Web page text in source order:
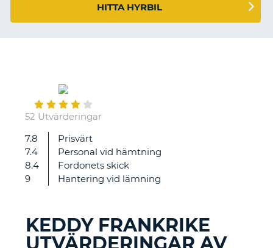
HITTA HYRBIL
52 Utvärderingar
7.8
7.4
8.4
9
Prisvärt
Personal vid hämtning
Fordonets skick
Hantering vid lämning
Fick
inte
den
Men
ersättaren
KEDDY FRANKRIKE
UTVÄRDERINGAR AV